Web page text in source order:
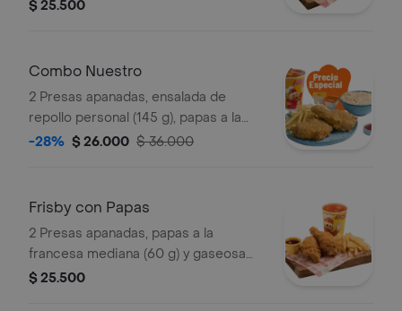
$ 25.500
Combo Nuestro
2 Presas apanadas, ensalada de
repollo personal (145 g), papas a la
francesa mediana (60 g) y gaseosa
-28% $ 26.000 $ 36.000
Frisby con Papas
2 Presas apanadas, papas a la
francesa mediana (60 g) y gaseosa
(325 ml)
$ 25.500